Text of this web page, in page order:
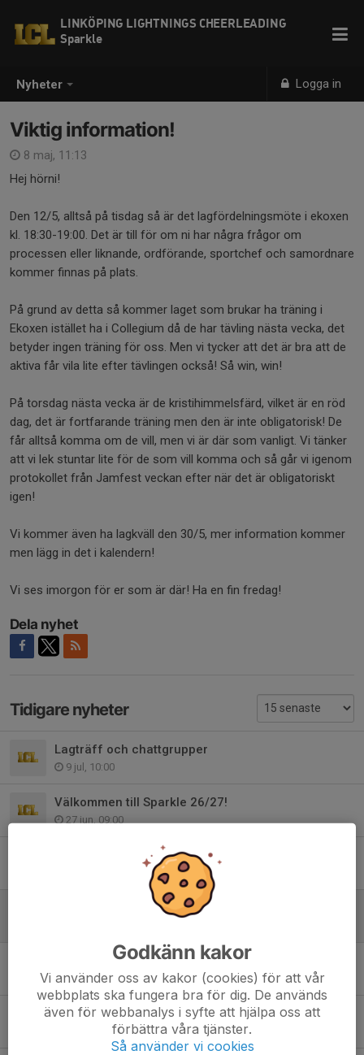
Nyheter Logga in
LINKÖPING LIGHTNINGS CHEERLEADING
Sparkle
Viktig information!
8 maj, 11:13
Hej hörni!
Den 12/5, alltså på tisdag så är det lagfördelningsmöte i ekoxen
kl. 18:30-19:00. Det är till för om ni har några frågor om
processen eller liknande, ordförande, sportchef och samordnare
kommer finnas på plats.
På grund av detta så kommer laget som brukar ha träning i
Ekoxen istället ha i Collegium då de har tävling nästa vecka, det
betyder ingen träning för oss. Men vi tycker att det är bra att de
aktiva får vila lite efter tävlingen också! Så win, win!
På torsdag nästa vecka är de kristihimmelsfärd, vilket är en röd
dag, det är fortfarande träning men den är inte obligatorisk! De
får alltså komma om de vill, men vi är där som vanligt. Vi tänker
att vi lek stuntar lite för de som vill komma och så går vi igenom
protokollet från Jamfest veckan efter när det är obligatoriskt
igen!
Vi kommer även ha lagkväll den 30/5, mer information kommer
men lägg in det i kalendern!
Vi ses imorgon för er som är där! Ha en fin fredag!
Dela nyhet
Tidigare nyheter
Lagträff och chattgrupper
9 jul, 10:00
Välkommen till Sparkle 26/27!
27 jun, 09:00
Sommaruppvisning + Lagavslutning
Viktig information!
JAMFEST SENDOFF
25 apr, 15:15
Jamfest information
19 apr, 16:51
Godkänn kakor
Vi använder oss av kakor (cookies) för att vår
webbplats ska fungera bra för dig. De används
även för webbanalys i syfte att hjälpa oss att
förbättra våra tjänster.
Så använder vi cookies